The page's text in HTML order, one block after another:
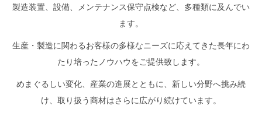
製造装置、設備、メンテナンス保守点検など、多種類に及んでい
ます。
生産・製造に関わるお客様の多様なニーズに応えてきた長年にわ
たり培ったノウハウをご提供致します。
めまぐるしい変化、産業の進展とともに、新しい分野へ挑み続
け、取り扱う商材はさらに広がり続けています。